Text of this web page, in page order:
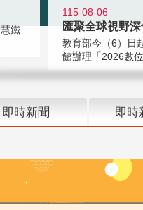
鐵
115-08-06
匯聚全球視野
教育部今（6）日
館辦理「2026數位
即時新聞 即時